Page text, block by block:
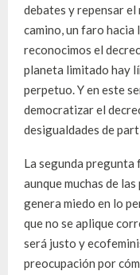
debates y repensar el
camino, un faro hacia
reconocimos el
planeta limitado hay
perpetuo. Y en este
democratizar el
desigualdades de
La segunda pregunta
aunque muchas de
genera miedo en lo
que no se aplique
será justo y
preocupación por